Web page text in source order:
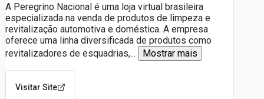
A Peregrino Nacional é uma loja virtual brasileira
especializada na venda de produtos de limpeza e
revitalização automotiva e doméstica. A empresa
oferece uma linha diversificada de produtos como
revitalizadores de esquadrias,... Mostrar mais
Visitar Site